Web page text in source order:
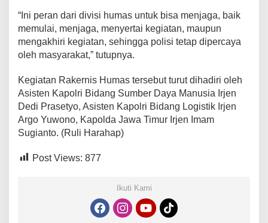
“Ini peran dari divisi humas untuk bisa menjaga, baik
memulai, menjaga, menyertai kegiatan, maupun
mengakhiri kegiatan, sehingga polisi tetap dipercaya
oleh masyarakat,” tutupnya.
Kegiatan Rakernis Humas tersebut turut dihadiri oleh
Asisten Kapolri Bidang Sumber Daya Manusia Irjen
Dedi Prasetyo, Asisten Kapolri Bidang Logistik Irjen
Argo Yuwono, Kapolda Jawa Timur Irjen Imam
Sugianto. (Ruli Harahap)
Post Views: 877
Ikuti Kami